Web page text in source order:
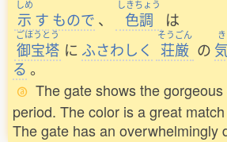
しめ
示 す もので 、
しきちょう
色調 は
ごほうとう
御宝塔 に ふさわしく
そうごん
荘厳 の
き
る 。
The gate shows the
period. The color is a great
The gate has an overwhelmingly